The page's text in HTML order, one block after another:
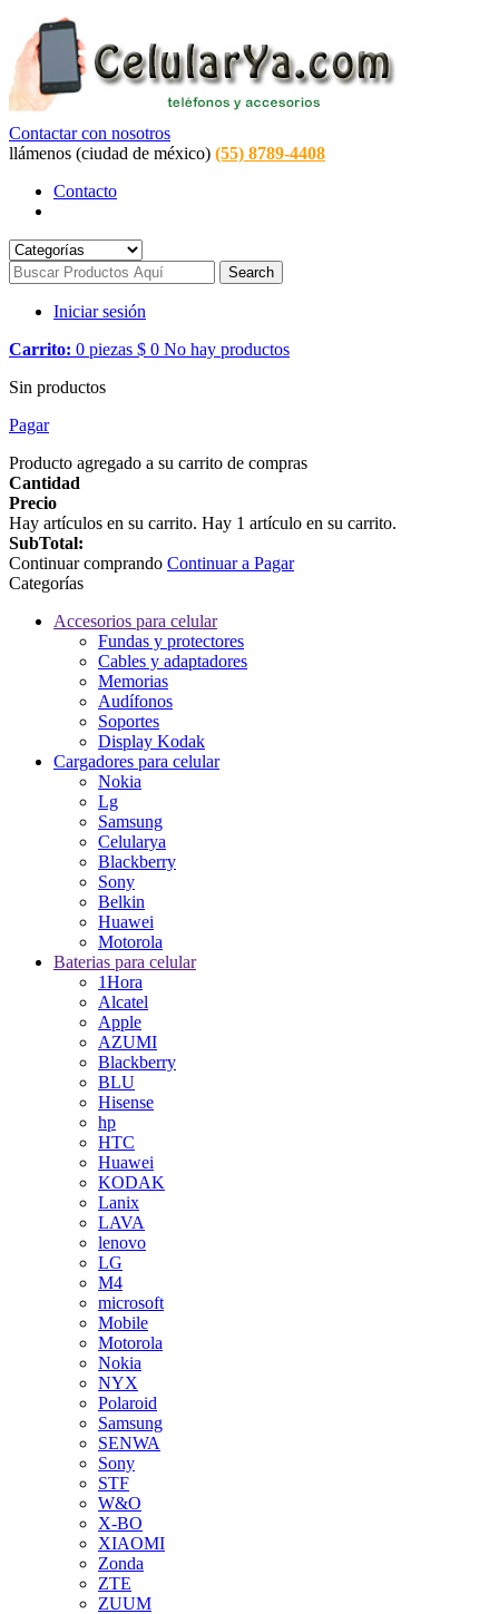
Contactar con nosotros
llámenos (ciudad de méxico) (55) 8789-4408
Contacto
Search
Iniciar sesión
Carrito: 0 piezas $ 0 No hay productos
Sin productos
Pagar
Producto agregado a su carrito de compras
Cantidad
Precio
Hay artículos en su carrito. Hay 1 artículo en su carrito.
SubTotal:
Continuar comprando Continuar a Pagar
Categorías
Accesorios para celular
Fundas y protectores
Cables y adaptadores
Memorias
Audífonos
Soportes
Display Kodak
Cargadores para celular
Nokia
Lg
Samsung
Celularya
Blackberry
Sony
Belkin
Huawei
Motorola
Baterias para celular
1Hora
Alcatel
Apple
AZUMI
Blackberry
BLU
Hisense
hp
HTC
Huawei
KODAK
Lanix
LAVA
lenovo
LG
M4
microsoft
Mobile
Motorola
Nokia
NYX
Polaroid
Samsung
SENWA
Sony
STF
W&O
X-BO
XIAOMI
Zonda
ZTE
ZUUM